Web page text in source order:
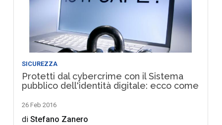
SICUREZZA
Protetti dal cybercrime con il Sistema
pubblico dell'identità digitale: ecco come
26 Feb 2016
diStefano Zanero